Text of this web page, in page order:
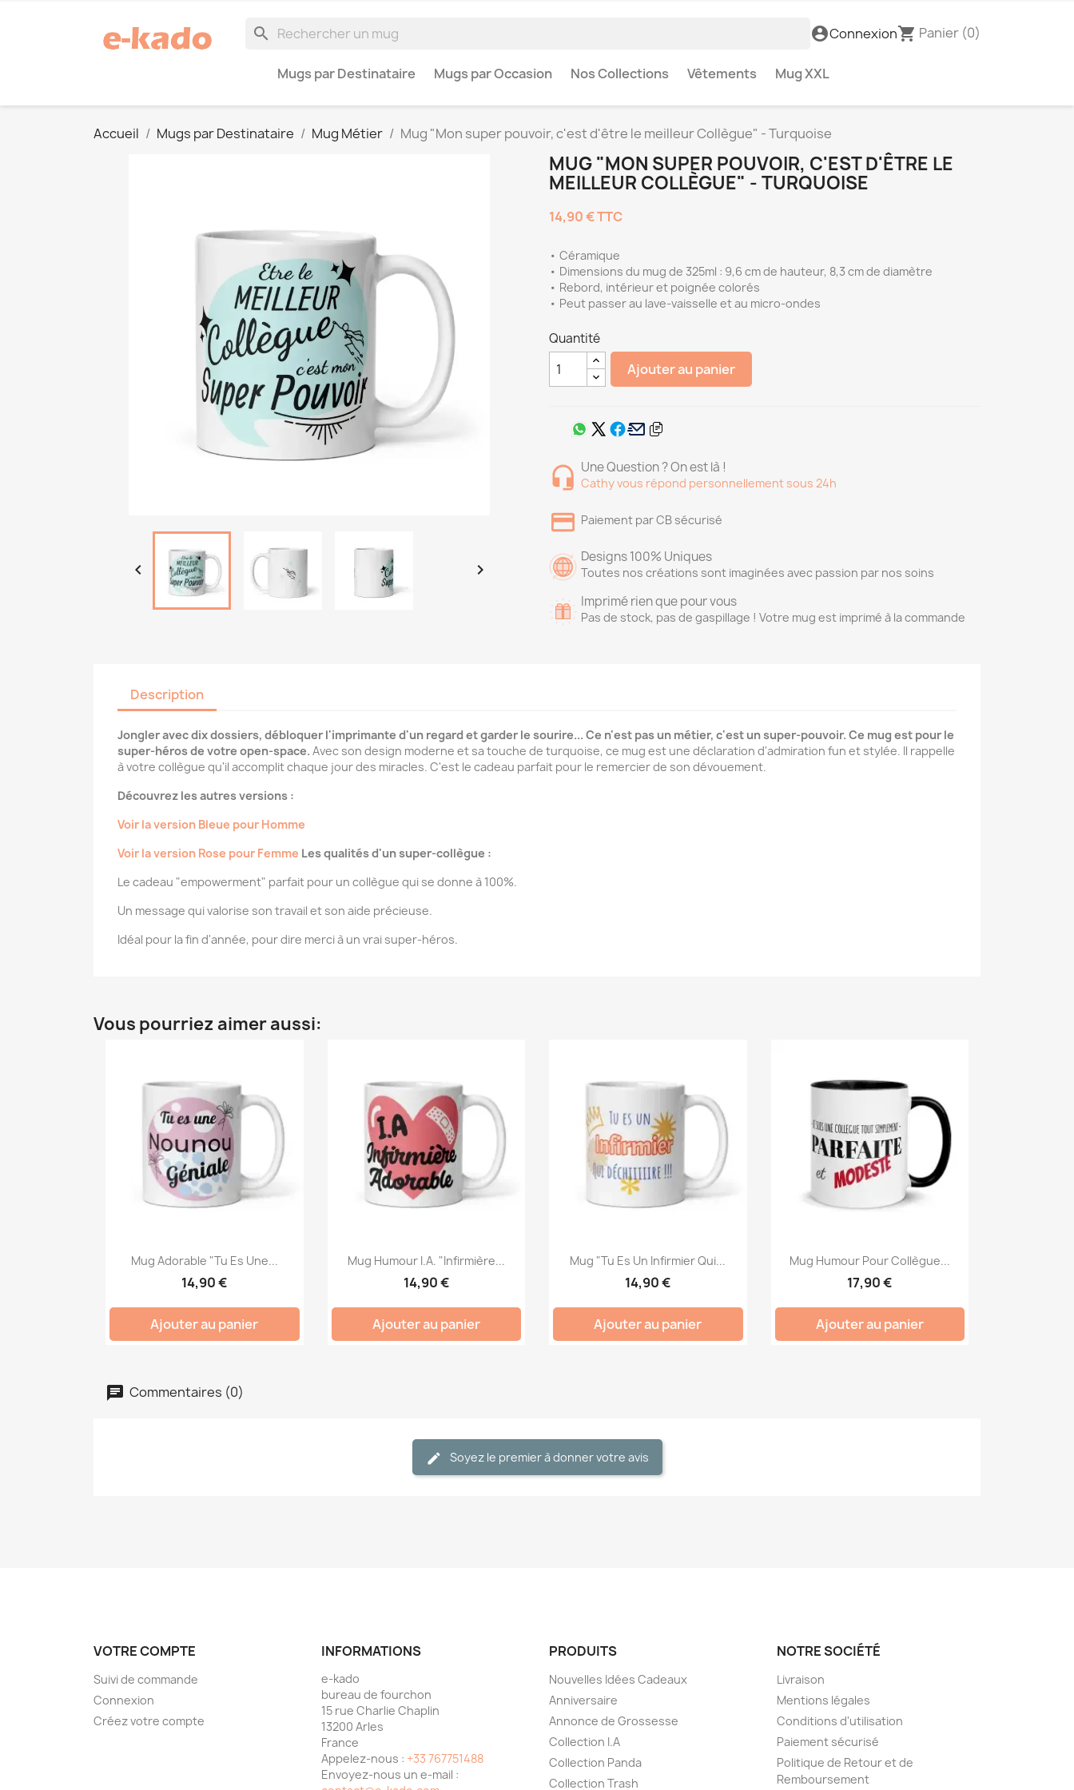
search account_circleConnexionshopping_cart Panier (0)
Mugs par Destinataire Mugs par Occasion Nos Collections Vêtements Mug XXL
Accueil Mugs par Destinataire Mug Métier Mug "Mon super pouvoir, c'est d'être le meilleur Collègue" - Turquoise
 
MUG "MON SUPER POUVOIR, C'EST D'ÊTRE LE
MEILLEUR COLLÈGUE" - TURQUOISE
14,90 €TTC
• Céramique
• Dimensions du mug de 325ml : 9,6 cm de hauteur, 8,3 cm de diamètre
• Rebord, intérieur et poignée colorés
• Peut passer au lave-vaisselle et au micro-ondes
Quantité
Ajouter au panier
Une Question ? On est là !
Cathy vous répond personnellement sous 24h
Paiement par CB sécurisé
Designs 100% Uniques
Toutes nos créations sont imaginées avec passion par nos soins
Imprimé rien que pour vous
Pas de stock, pas de gaspillage ! Votre mug est imprimé à la commande
Description
Jongler avec dix dossiers, débloquer l'imprimante d'un regard et garder le sourire... Ce n'est pas un métier, c'est un super-pouvoir. Ce mug est pour le
super-héros de votre open-space. Avec son design moderne et sa touche de turquoise, ce mug est une déclaration d'admiration fun et stylée. Il rappelle
à votre collègue qu'il accomplit chaque jour des miracles. C'est le cadeau parfait pour le remercier de son dévouement.
Découvrez les autres versions :
Voir la version Bleue pour Homme
Voir la version Rose pour Femme Les qualités d'un super-collègue :
Le cadeau "empowerment" parfait pour un collègue qui se donne à 100%.
Un message qui valorise son travail et son aide précieuse.
Idéal pour la fin d'année, pour dire merci à un vrai super-héros.
Vous pourriez aimer aussi:
Mug Adorable "Tu Es Une...
14,90 €
Ajouter au panier
Mug Humour I.A. "Infirmière...
14,90 €
Ajouter au panier
Mug "Tu Es Un Infirmier Qui...
14,90 €
Ajouter au panier
Mug Humour Pour Collègue...
17,90 €
Ajouter au panier
Commentaires (0)
Soyez le premier à donner votre avis
VOTRE COMPTE
Suivi de commande
Connexion
Créez votre compte
INFORMATIONS
e-kado
bureau de fourchon
15 rue Charlie Chaplin
13200 Arles
France
Appelez-nous : +33 767751488
Envoyez-nous un e-mail :
PRODUITS
Nouvelles Idées Cadeaux
Anniversaire
Annonce de Grossesse
Collection I.A
Collection Panda
Collection Trash
NOTRE SOCIÉTÉ
Livraison
Mentions légales
Conditions d'utilisation
Paiement sécurisé
Politique de Retour et de
Remboursement